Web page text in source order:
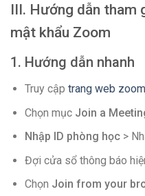
III. Hướng dẫn tham
mật khẩu Zoom
1. Hướng dẫn nhanh
Truy cập trang web
Chọn mục Join a
Nhập ID phòng học>
Đợi cửa sổ thông báo
Chọn Join from your